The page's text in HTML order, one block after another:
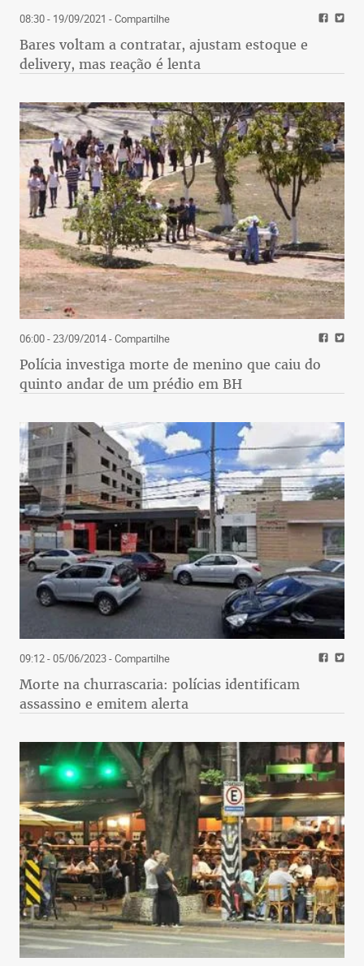
08:30 - 19/09/2021 - Compartilhe
Bares voltam a contratar, ajustam estoque e
delivery, mas reação é lenta
06:00 - 23/09/2014- Compartilhe
Polícia investiga morte de menino que caiu do
quinto andar de um prédio em BH
09:12 - 05/06/2023- Compartilhe
Morte na churrascaria: polícias identificam
assassino e emitem alerta